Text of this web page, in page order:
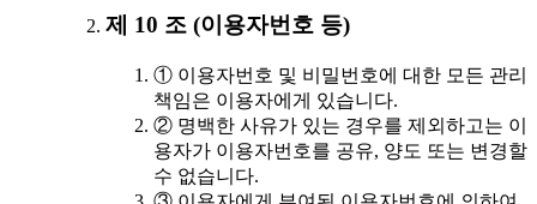
제 10 조 (이용자번호 등)
① 이용자번호 및 비밀번호에 대한 모든 관리
책임은 이용자에게 있습니다.
② 명백한 사유가 있는 경우를 제외하고는 이
용자가 이용자번호를 공유, 양도 또는 변경할
수 없습니다.